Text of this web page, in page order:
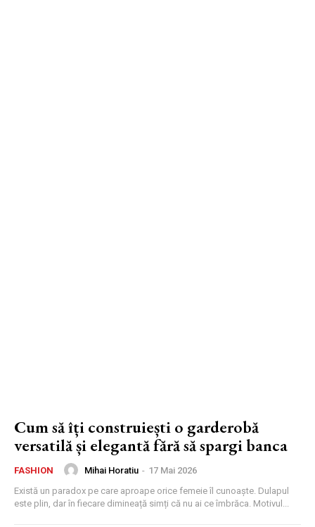
Cum să îți construiești o garderobă
versatilă și elegantă fără să spargi banca
FASHION Mihai Horatiu - 17 Mai 2026
Există un paradox pe care aproape orice femeie îl cunoaște. Dulapul
este plin, dar în fiecare dimineață simți că nu ai ce îmbrăca. Motivul...